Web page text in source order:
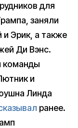
для
заняли
Эрик, а также
Ди Вэнс.
команды
и
Линда
ранее.